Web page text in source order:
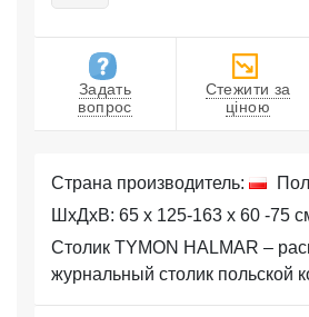
Задать
вопрос
Стежити за
ціною
Страна производитель:
ШхДхВ: 65 x 125-163 x 60 -75
Cтолик TYMON HALMAR –
журнальный столик польской